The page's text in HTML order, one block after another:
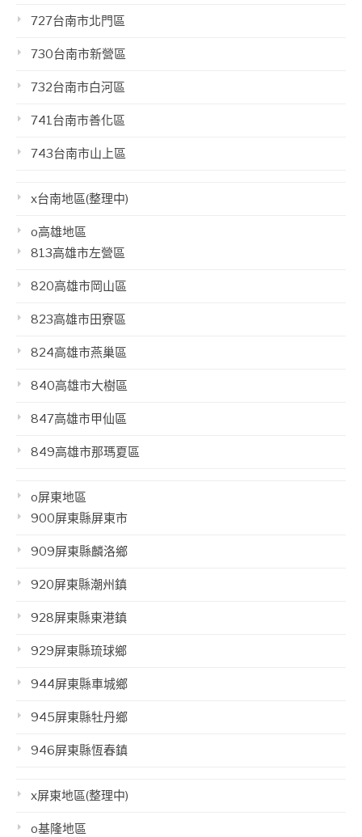
727台南市北門區
730台南市新營區
732台南市白河區
741台南市善化區
743台南市山上區
x台南地區(整理中)
o高雄地區
813高雄市左營區
820高雄市岡山區
823高雄市田寮區
824高雄市燕巢區
840高雄市大樹區
847高雄市甲仙區
849高雄市那瑪夏區
o屏東地區
900屏東縣屏東市
909屏東縣麟洛鄉
920屏東縣潮州鎮
928屏東縣東港鎮
929屏東縣琉球鄉
944屏東縣車城鄉
945屏東縣牡丹鄉
946屏東縣恆春鎮
x屏東地區(整理中)
o基隆地區